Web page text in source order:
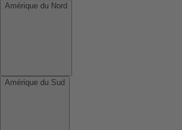
Amérique du Nord
Amérique du Sud